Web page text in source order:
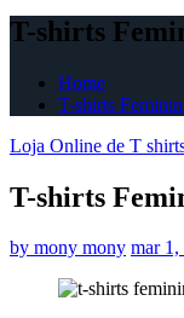
T-shirts
Home
T-shirts
Loja Online de T
T-shirts
by mony mony mar 1,